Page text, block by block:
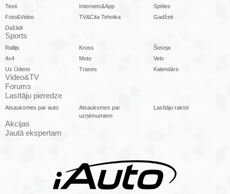
Testi
Internets&App
Spēles
Foto&Video
TV&Cita Tehnika
Gadžeti
Dažādi
Sports
Rallijs Kross
Šoseja
4x4
Moto
Velo
Uz Ūdens
Trases Kalendārs
Video&TV
Forums
Lasītāju pieredze
Atsauksmes par auto
Atsauksmes par
uzņēmumiem
Lasītāju raksti
Akcijas
Jautā ekspertam